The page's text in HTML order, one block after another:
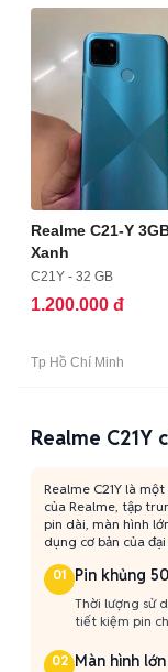
Realme C21-Y
Xanh
C21Y - 32 GB
1.200.000 đ
Tp Hồ Chí Minh
Realme C21Y
Realme C21Y là
của Realme, tập
pin dài, màn hình
dụng cơ bản của
01 Pin khủng
Thời lượng sử
tiết kiệm pin
02 Màn hình